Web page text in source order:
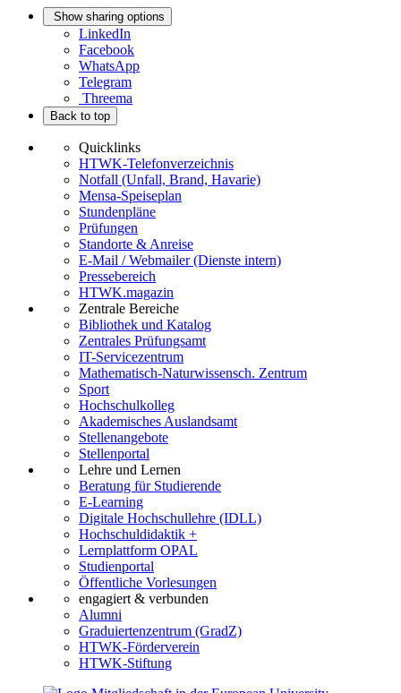
Show sharing options
LinkedIn
Facebook
WhatsApp
Telegram
Threema
Back to top
Quicklinks
HTWK-Telefonverzeichnis
Notfall (Unfall, Brand, Havarie)
Mensa-Speiseplan
Stundenpläne
Prüfungen
Standorte & Anreise
E-Mail / Webmailer (Dienste intern)
Pressebereich
HTWK.magazin
Zentrale Bereiche
Bibliothek und Katalog
Zentrales Prüfungsamt
IT-Servicezentrum
Mathematisch-Naturwissensch. Zentrum
Sport
Hochschulkolleg
Akademisches Auslandsamt
Stellenangebote
Stellenportal
Lehre und Lernen
Beratung für Studierende
E-Learning
Digitale Hochschullehre (IDLL)
Hochschuldidaktik +
Lernplattform OPAL
Studienportal
Öffentliche Vorlesungen
engagiert & verbunden
Alumni
Graduiertenzentrum (GradZ)
HTWK-Förderverein
HTWK-Stiftung